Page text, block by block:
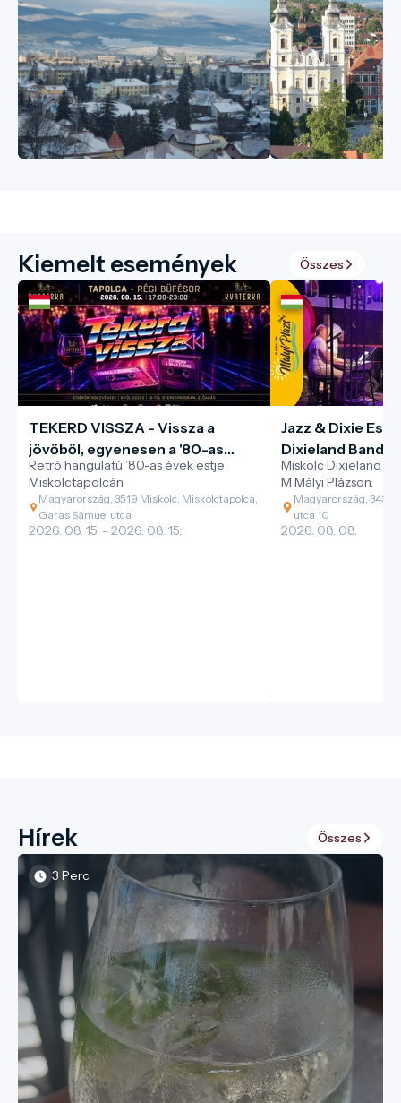
Kiemelt események Összes
TEKERD VISSZA - Vissza a
jövőből, egyenesen a '80-as
évekbe
Retró hangulatú ’80-as évek estje
Miskolctapolcán.
Magyarország, 3519 Miskolc, Miskolctapolca,
Garas Sámuel utca
2026. 08. 15. - 2026. 08. 15.
Jazz & Dixie Est
Dixieland Band
Miskolc Dixieland
M Mályi Plázson.
Magyarország, 3434
utca 10
2026. 08. 08.
Hírek Összes
3 Perc